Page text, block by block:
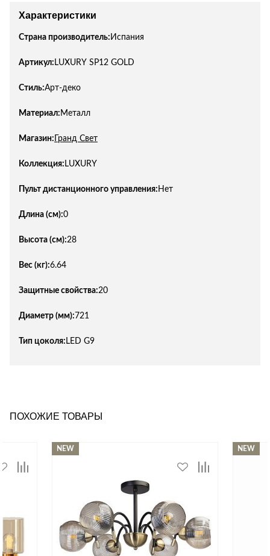
Характеристики
Страна производитель: Испания
Артикул: LUXURY SP12 GOLD
Стиль:Арт-деко
Материал: Металл
Магазин: Гранд Свет
Коллекция: LUXURY
Пульт дистанционного управления: Нет
Длина (см):0
Высота (см):28
Вес (кг):6.64
Защитные свойства:20
Диаметр (мм):721
Тип цоколя: LED G9
ПОХОЖИЕ ТОВАРЫ
NEW NEW